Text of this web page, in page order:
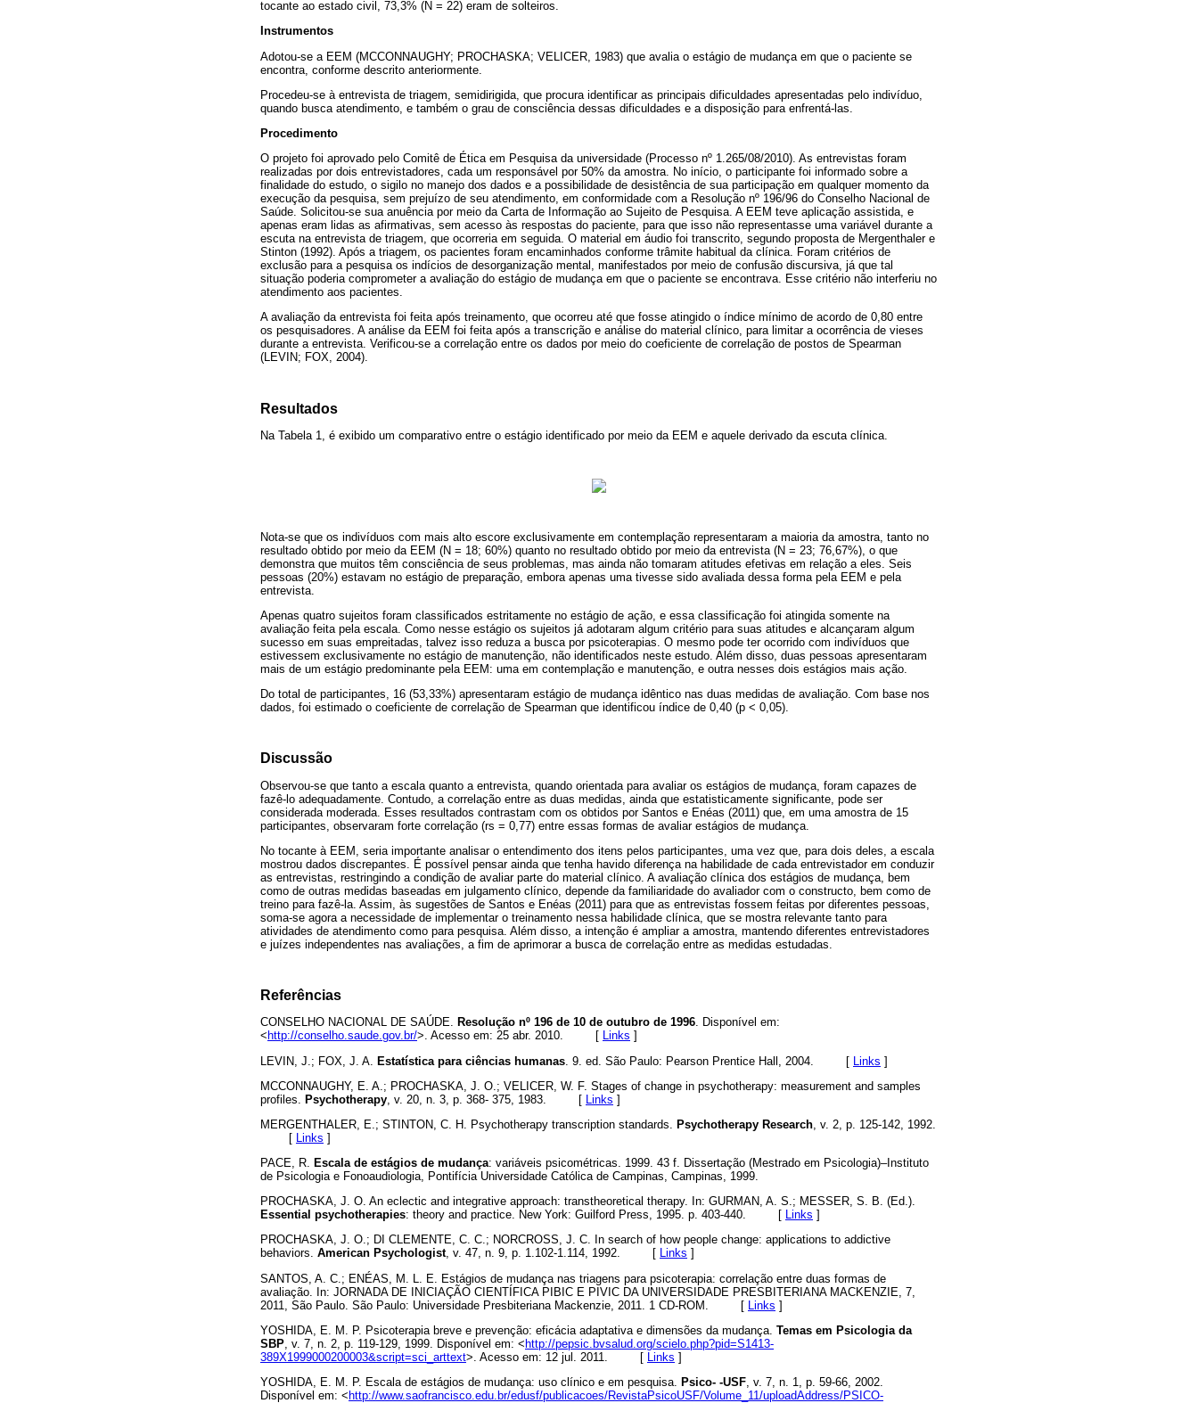
tocante ao estado civil, 73,3% (N = 22) eram de solteiros.
Instrumentos
Adotou-se a EEM (MCCONNAUGHY; PROCHASKA; VELICER, 1983) que avalia o estágio de mudança em que o paciente se
encontra, conforme descrito anteriormente.
Procedeu-se à entrevista de triagem, semidirigida, que procura identificar as principais dificuldades apresentadas pelo indivíduo,
quando busca atendimento, e também o grau de consciência dessas dificuldades e a disposição para enfrentá-las.
Procedimento
O projeto foi aprovado pelo Comitê de Ética em Pesquisa da universidade (Processo nº 1.265/08/2010). As entrevistas foram
realizadas por dois entrevistadores, cada um responsável por 50% da amostra. No início, o participante foi informado sobre a
finalidade do estudo, o sigilo no manejo dos dados e a possibilidade de desistência de sua participação em qualquer momento da
execução da pesquisa, sem prejuízo de seu atendimento, em conformidade com a Resolução nº 196/96 do Conselho Nacional de
Saúde. Solicitou-se sua anuência por meio da Carta de Informação ao Sujeito de Pesquisa. A EEM teve aplicação assistida, e
apenas eram lidas as afirmativas, sem acesso às respostas do paciente, para que isso não representasse uma variável durante a
escuta na entrevista de triagem, que ocorreria em seguida. O material em áudio foi transcrito, segundo proposta de Mergenthaler e
Stinton (1992). Após a triagem, os pacientes foram encaminhados conforme trâmite habitual da clínica. Foram critérios de
exclusão para a pesquisa os indícios de desorganização mental, manifestados por meio de confusão discursiva, já que tal
situação poderia comprometer a avaliação do estágio de mudança em que o paciente se encontrava. Esse critério não interferiu no
atendimento aos pacientes.
A avaliação da entrevista foi feita após treinamento, que ocorreu até que fosse atingido o índice mínimo de acordo de 0,80 entre
os pesquisadores. A análise da EEM foi feita após a transcrição e análise do material clínico, para limitar a ocorrência de vieses
durante a entrevista. Verificou-se a correlação entre os dados por meio do coeficiente de correlação de postos de Spearman
(LEVIN; FOX, 2004).
Resultados
Na Tabela 1, é exibido um comparativo entre o estágio identificado por meio da EEM e aquele derivado da escuta clínica.
Nota-se que os indivíduos com mais alto escore exclusivamente em contemplação representaram a maioria da amostra, tanto no
resultado obtido por meio da EEM (N = 18; 60%) quanto no resultado obtido por meio da entrevista (N = 23; 76,67%), o que
demonstra que muitos têm consciência de seus problemas, mas ainda não tomaram atitudes efetivas em relação a eles. Seis
pessoas (20%) estavam no estágio de preparação, embora apenas uma tivesse sido avaliada dessa forma pela EEM e pela
entrevista.
Apenas quatro sujeitos foram classificados estritamente no estágio de ação, e essa classificação foi atingida somente na
avaliação feita pela escala. Como nesse estágio os sujeitos já adotaram algum critério para suas atitudes e alcançaram algum
sucesso em suas empreitadas, talvez isso reduza a busca por psicoterapias. O mesmo pode ter ocorrido com indivíduos que
estivessem exclusivamente no estágio de manutenção, não identificados neste estudo. Além disso, duas pessoas apresentaram
mais de um estágio predominante pela EEM: uma em contemplação e manutenção, e outra nesses dois estágios mais ação.
Do total de participantes, 16 (53,33%) apresentaram estágio de mudança idêntico nas duas medidas de avaliação. Com base nos
dados, foi estimado o coeficiente de correlação de Spearman que identificou índice de 0,40 (p < 0,05).
Discussão
Observou-se que tanto a escala quanto a entrevista, quando orientada para avaliar os estágios de mudança, foram capazes de
fazê-lo adequadamente. Contudo, a correlação entre as duas medidas, ainda que estatisticamente significante, pode ser
considerada moderada. Esses resultados contrastam com os obtidos por Santos e Enéas (2011) que, em uma amostra de 15
participantes, observaram forte correlação (rs = 0,77) entre essas formas de avaliar estágios de mudança.
No tocante à EEM, seria importante analisar o entendimento dos itens pelos participantes, uma vez que, para dois deles, a escala
mostrou dados discrepantes. É possível pensar ainda que tenha havido diferença na habilidade de cada entrevistador em conduzir
as entrevistas, restringindo a condição de avaliar parte do material clínico. A avaliação clínica dos estágios de mudança, bem
como de outras medidas baseadas em julgamento clínico, depende da familiaridade do avaliador com o constructo, bem como de
treino para fazê-la. Assim, às sugestões de Santos e Enéas (2011) para que as entrevistas fossem feitas por diferentes pessoas,
soma-se agora a necessidade de implementar o treinamento nessa habilidade clínica, que se mostra relevante tanto para
atividades de atendimento como para pesquisa. Além disso, a intenção é ampliar a amostra, mantendo diferentes entrevistadores
e juízes independentes nas avaliações, a fim de aprimorar a busca de correlação entre as medidas estudadas.
Referências
CONSELHO NACIONAL DE SAÚDE. Resolução nº 196 de 10 de outubro de 1996. Disponível em:
< http://conselho.saude.gov.br/>. Acesso em: 25 abr. 2010. [ Links ]
LEVIN, J.; FOX, J. A. Estatística para ciências humanas . 9. ed. São Paulo: Pearson Prentice Hall, 2004. [ Links ]
MCCONNAUGHY, E. A.; PROCHASKA, J. O.; VELICER, W. F. Stages of change in psychotherapy: measurement and samples
profiles. Psychotherapy , v. 20, n. 3, p. 368- 375, 1983. [ Links ]
MERGENTHALER, E.; STINTON, C. H. Psychotherapy transcription standards.
Psychotherapy Research , v. 2, p. 125-142, 1992.
[
Links ]
PACE, R. Escala de estágios de mudança: variáveis psicométricas. 1999. 43 f. Dissertação (Mestrado em Psicologia)–Instituto
de Psicologia e Fonoaudiologia, Pontifícia Universidade Católica de Campinas, Campinas, 1999.
PROCHASKA, J. O. An eclectic and integrative approach: transtheoretical therapy. In: GURMAN, A. S.; MESSER, S. B. (Ed.).
Essential psychotherapies: theory and practice. New York: Guilford Press, 1995. p. 403-440. [ Links ]
PROCHASKA, J. O.; DI CLEMENTE, C. C.; NORCROSS, J. C. In search of how people change: applications to addictive
behaviors. American Psychologist, v. 47, n. 9, p. 1.102-1.114, 1992. [ Links ]
SANTOS, A. C.; ENÉAS, M. L. E. Estágios de mudança nas triagens para psicoterapia: correlação entre duas formas de
avaliação. In: JORNADA DE INICIAÇÃO CIENTÍFICA PIBIC E PIVIC DA UNIVERSIDADE PRESBITERIANA MACKENZIE, 7,
2011, São Paulo. São Paulo: Universidade Presbiteriana Mackenzie, 2011. 1 CD-ROM. [ Links ]
YOSHIDA, E. M. P. Psicoterapia breve e prevenção: eficácia adaptativa e dimensões da mudança. Temas em Psicologia da
SBP , v. 7, n. 2, p. 119-129, 1999. Disponível em: < http://pepsic.bvsalud.org/scielo.php?pid=S1413-
389X1999000200003&script=sci_arttext>. Acesso em: 12 jul. 2011. [ Links ]
YOSHIDA, E. M. P. Escala de estágios de mudança: uso clínico e em pesquisa. Psico- -USF, v. 7, n. 1, p. 59-66, 2002.
Disponível em: < http://www.saofrancisco.edu.br/edusf/publicacoes/RevistaPsicoUSF/Volume_11/uploadAddress/PSICO-